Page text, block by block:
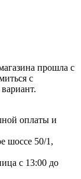
прошла с
с
оплаты и
шоссе 50/1,
с 13:00 до